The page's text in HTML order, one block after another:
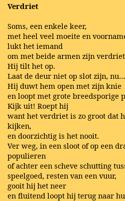
Verdriet
Soms, een enkele keer,
met heel veel moeite en
lukt het iemand
om met beide armen zijn
Hij tilt het op.
Laat de deur niet op slot zijn, nu…
Hij duwt hem open met zijn knie
en loopt met grote breedsporige
Kijk uit! Roept hij
want het verdriet is zo groot dat
kijken,
en doorzichtig is het nooit.
Ver weg, in een sloot of op een
populieren
of achter een scheve schutting
speelgoed, resten van een vuur,
gooit hij het neer
en fluitend loopt hij terug naar